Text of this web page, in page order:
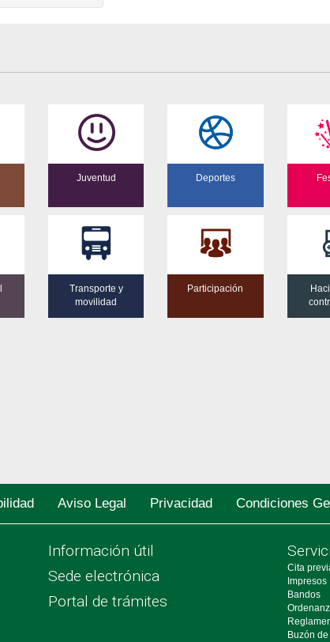
Juventud Deportes
Transporte y
movilidad
Participación
Aviso Legal Privacidad Condiciones
Información útil
Sede electrónica
Portal de trámites
Cita
Impresos
Bandos
Buzón